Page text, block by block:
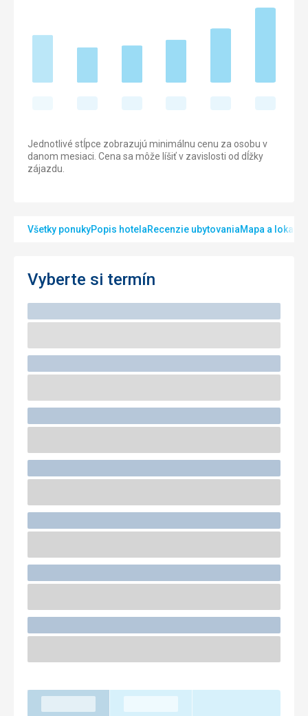
Jednotlivé stĺpce zobrazujú minimálnu cenu za osobu v
danom mesiaci. Cena sa môže líšiť v zavislosti od dĺžky
zájazdu.
Všetky ponukyPopis hotelaRecenzie ubytovaniaMapa a lokalita
Vyberte si termín